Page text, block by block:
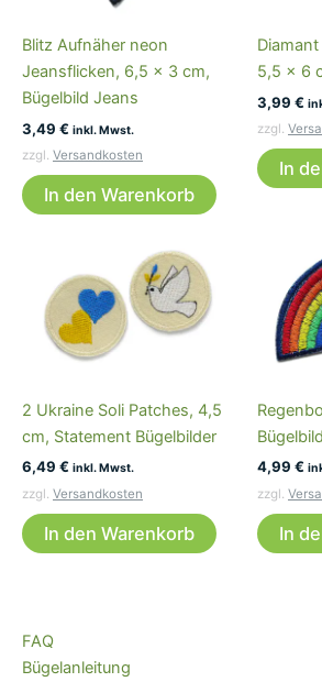
Blitz Aufnäher neon
Jeansflicken, 6,5 x 3 cm,
Bügelbild Jeans
3,49 € inkl. Mwst.
zzgl. Versandkosten
In den Warenkorb
5,5 x 6
3,99 €
zzgl.
In
2 Ukraine Soli Patches, 4,5
cm, Statement Bügelbilder
6,49 € inkl. Mwst.
zzgl. Versandkosten
In den Warenkorb
4,99 €
zzgl.
In
FAQ
Bügelanleitung